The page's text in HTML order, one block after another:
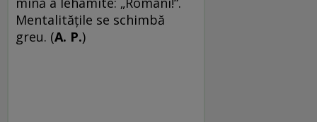
Mentalităţile se schimbă
greu. (A. P.)